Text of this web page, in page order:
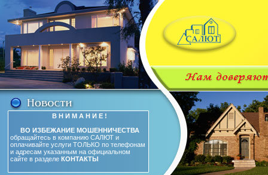
В Н И М А Н И Е !
ВО ИЗБЕЖАНИЕ МОШЕННИЧЕСТВА
обращайтесь в компанию САЛЮТ и
оплачивайте услуги ТОЛЬКО по телефонам
и адресам указанным на официальном
сайте в разделе КОНТАКТЫ